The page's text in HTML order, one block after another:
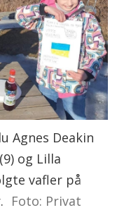
Agnes Deakin
og Lilla
vafler på
Foto: Privat